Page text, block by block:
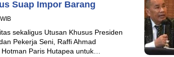
Suap Impor Barang
sekaligus Utusan Khusus Presiden
Pekerja Seni, Raffi Ahmad
Paris Hutapea untuk…